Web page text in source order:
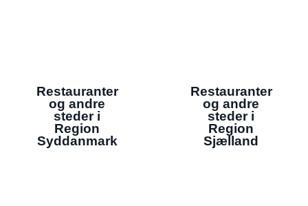
Restauranter
og andre
steder i
Region
Syddanmark
Restauranter
og andre
steder i
Region
Sjælland